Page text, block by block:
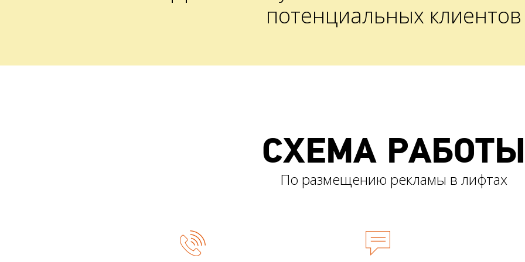
потенциальных клиентов
СХЕМА РАБОТЫ
По размещению рекламы в лифтах